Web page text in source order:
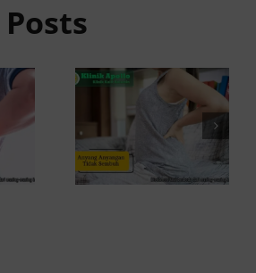
Penyebab
dan
Solusinya